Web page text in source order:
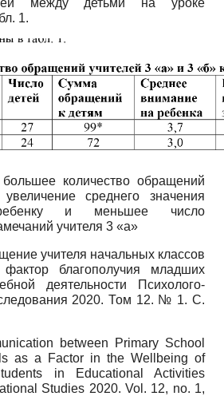
между детьми на уроке
1.
количество обращений
среднего значения
и меньшее число
учителя 3 «а»
учителя начальных классов
благополучия младших
деятельности Психолого-
2020. Том 12. № 1. С.
between Primary School
as a Factor in the Wellbeing of
in Educational Activities
Studies 2020.Vol . 12, no. 1,